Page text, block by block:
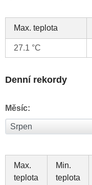
Max. teplota
27.1 °C
Denní rekordy
Měsíc:
Max.
teplota
Min.
teplota